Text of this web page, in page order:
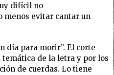
difícil no
menos evitar cantar un
día para morir”. El corte
de la letra y por los
de cuerdas. Lo tiene